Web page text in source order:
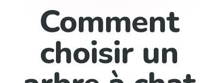
Comment
choisir un